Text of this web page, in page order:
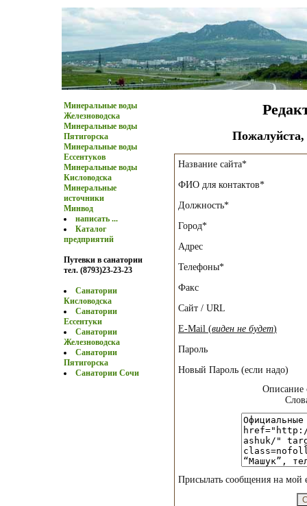
Минеральные воды
Железноводска
Минеральные воды
Пятигорска
Минеральные воды
Ессентуков
Минеральные воды
Кисловодска
Минеральные
источники
Минвод
написать ...
Каталог
предприятий
Путевки в санатории
тел. (8793)23-23-23
Санатории
Кисловодска
Санатории
Ессентуки
Санатории
Железноводска
Санатории
Пятигорска
Санатории Сочи
Пожалуйста,
Название сайта*
ФИО для контактов*
Должность*
Город*
Адрес
Телефоны*
Факс
Сайт / URL
E-Mail (виден не будет)
Пароль
Новый Пароль (если надо)
Описание
Присылать сообщения на мой